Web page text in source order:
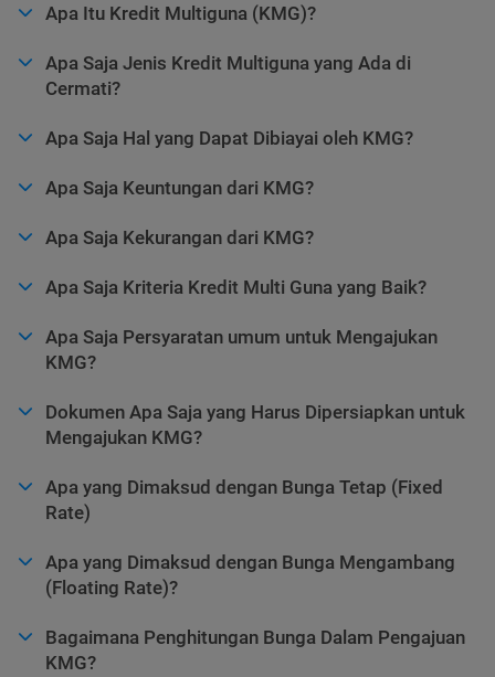
Apa Itu Kredit Multiguna (KMG)?
Apa Saja Jenis Kredit Multiguna yang Ada di
Cermati?
Apa Saja Hal yang Dapat Dibiayai oleh KMG?
Apa Saja Keuntungan dari KMG?
Apa Saja Kekurangan dari KMG?
Apa Saja Kriteria Kredit Multi Guna yang Baik?
Apa Saja Persyaratan umum untuk Mengajukan
KMG?
Dokumen Apa Saja yang Harus Dipersiapkan untuk
Mengajukan KMG?
Apa yang Dimaksud dengan Bunga Tetap (Fixed
Rate)
Apa yang Dimaksud dengan Bunga Mengambang
(Floating Rate)?
Bagaimana Penghitungan Bunga Dalam Pengajuan
KMG?